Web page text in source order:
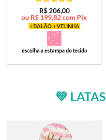
Avaliação5
de 5
R$206,00
ou R$ 199,82com Pix
+ BALÃO + VELINHA
escolha a estampa do tecido
💚